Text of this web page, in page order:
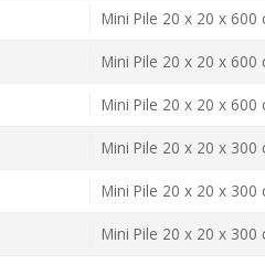
Mini Pile 20 x 20 x 600
Mini Pile 20 x 20 x 600
Mini Pile 20 x 20 x 600
Mini Pile 20 x 20 x 300
Mini Pile 20 x 20 x 300
Mini Pile 20 x 20 x 300